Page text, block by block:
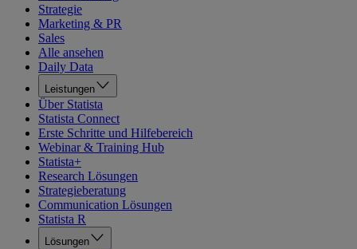
Strategie
Marketing & PR
Sales
Alle ansehen
Daily Data
Leistungen
Über Statista
Statista Connect
Erste Schritte und Hilfebereich
Webinar & Training Hub
Statista+
Research Lösungen
Strategieberatung
Communication Lösungen
Statista R
Lösungen